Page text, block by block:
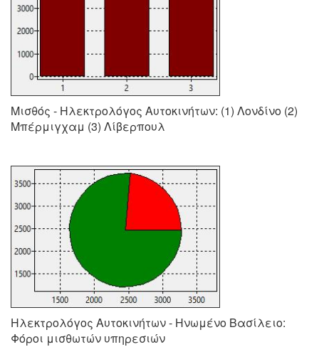
Μισθός - Ηλεκτρολόγος Αυτοκινήτων: (1) Λονδίνο (2)
Μπέρμιγχαμ (3) Λίβερπουλ
Ηλεκτρολόγος Αυτοκινήτων - Ηνωμένο Βασίλειο:
Φόροι μισθωτών υπηρεσιών